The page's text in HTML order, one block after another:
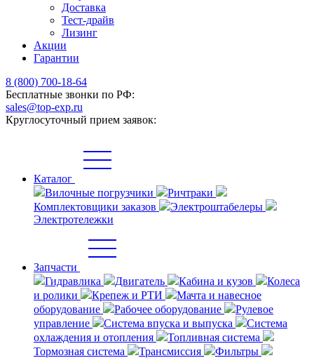
Доставка
Тест-драйв
Лизинг
Акции
Гарантии
8 (800) 700-18-64
Бесплатные звонки по РФ:
sales@top-exp.ru
Круглосуточный прием заявок:
Каталог
Вилочные погрузчики
Ричтраки
Комплектовщики заказов
Электроштабелеры
Электротележки
Запчасти
Гидравлика
Двигатель Кабина и кузов
Колеса
и ролики
Крепеж и РТИ
Мачта и навесное
оборудование
Рабочее оборудование
Рулевое
управление
Система впуска и выпуска
Система
охлаждения и отопления
Топливная система
Тормозная система
Трансмиссия
Фильтры